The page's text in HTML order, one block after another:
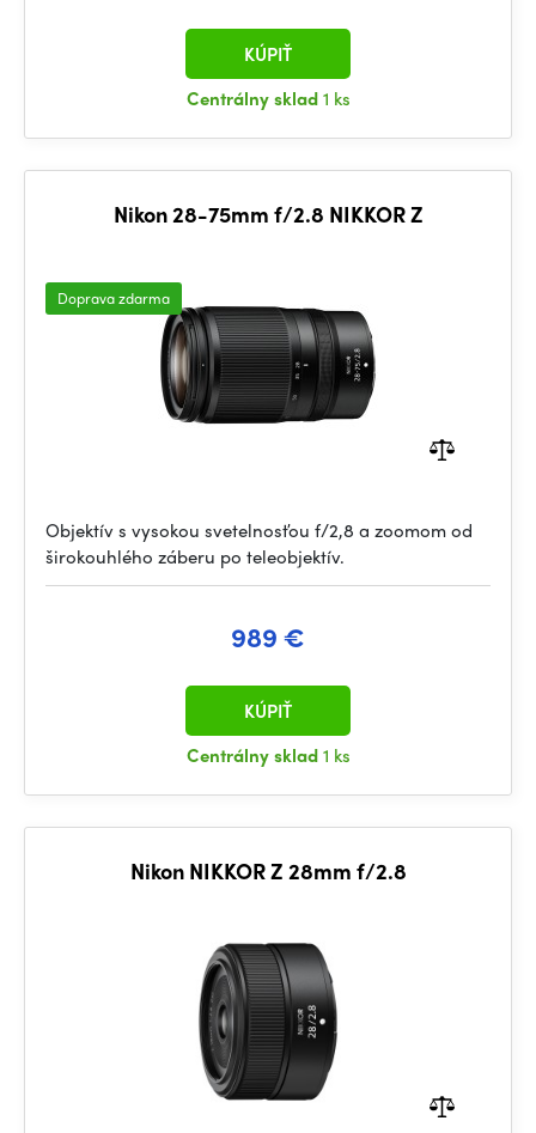
Centrálny sklad1 ks
KÚPIŤ
Nikon 28-75mm f/2.8 NIKKOR Z
Doprava zdarma
Objektív s vysokou svetelnosťou f/2,8 a zoomom od
širokouhlého záberu po teleobjektív.
989 €
Centrálny sklad1 ks
KÚPIŤ
Nikon NIKKOR Z 28mm f/2.8